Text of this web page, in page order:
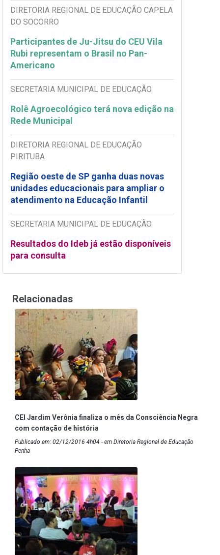
DIRETORIA REGIONAL DE EDUCAÇÃO CAPELA
DO SOCORRO
Participantes de Ju-Jitsu do CEU Vila
Rubi representam o Brasil no Pan-
Americano
SECRETARIA MUNICIPAL DE EDUCAÇÃO
Rolê Agroecológico terá nova edição na
Rede Municipal
DIRETORIA REGIONAL DE EDUCAÇÃO
PIRITUBA
Região oeste de SP ganha duas novas
unidades educacionais para ampliar o
atendimento na Educação Infantil
SECRETARIA MUNICIPAL DE EDUCAÇÃO
Resultados do Ideb já estão disponíveis
para consulta
Relacionadas
CEI Jardim Verônia finaliza o mês da Consciência Negra
com contação de história
Publicado em: 02/12/2016 4h04 - em Diretoria Regional de Educação
Penha